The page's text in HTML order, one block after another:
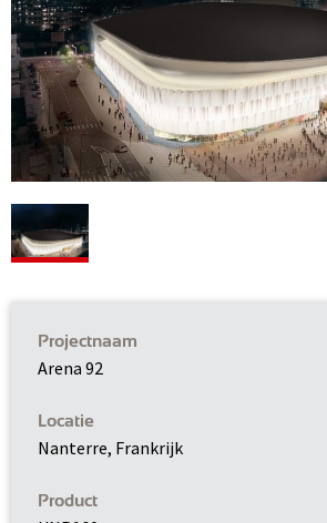
Projectnaam
Arena 92
Locatie
Nanterre, Frankrijk
Product